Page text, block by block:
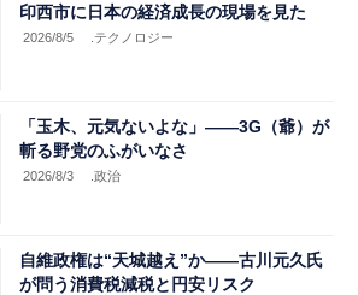
印西市に日本の経済成長の現場を見た
2026/8/5 .テクノロジー
「玉木、元気ないよな」――3G（爺）が
斬る野党のふがいなさ
2026/8/3 .政治
自維政権は“天城越え”か――古川元久氏
が問う消費税減税と円安リスク